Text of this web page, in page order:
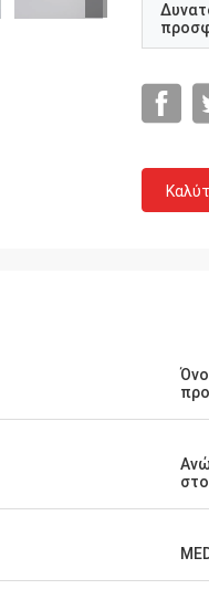
Το Hangalaxy